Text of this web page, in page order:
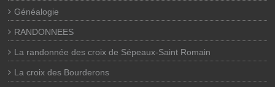
Généalogie
RANDONNEES
La randonnée des croix de Sépeaux-Saint Romain
La croix des Bourderons